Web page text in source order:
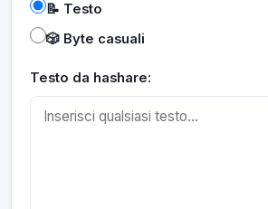
📝 Testo
🎲 Byte casuali
Testo da hashare: